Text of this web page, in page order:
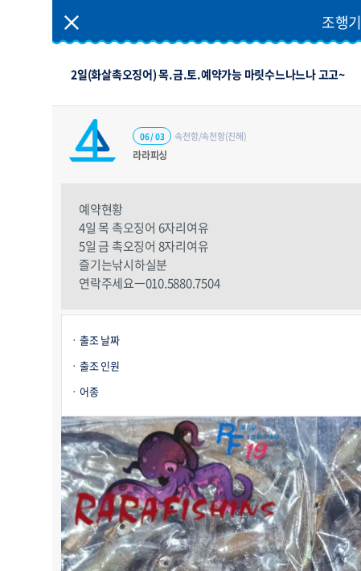
조행기
2일(화살촉오징어) 목.금.토.예약가능 마릿수느나느나 고고~
라라피싱
속천항/속천항(진해)
06 / 03
예약현황
4일 목 촉오징어 6자리여유
5일 금 촉오징어 8자리여유
즐기는낚시하실분
연락주세요ㅡ010.5880.7504
출조 날짜
출조 인원
어종